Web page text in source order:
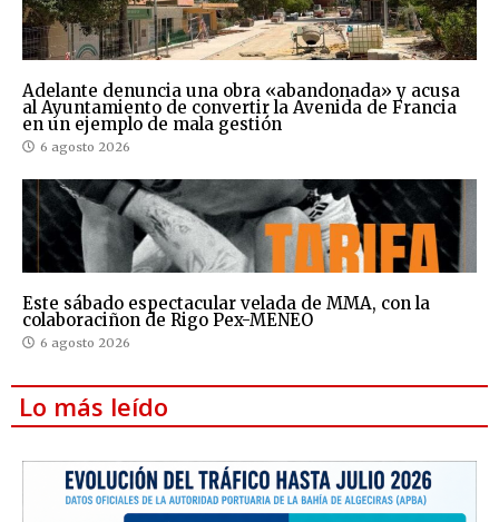
Adelante denuncia una obra «abandonada» y acusa
al Ayuntamiento de convertir la Avenida de Francia
en un ejemplo de mala gestión
6 agosto 2026
Este sábado espectacular velada de MMA, con la
colaboraciñon de Rigo Pex-MENEO
6 agosto 2026
Lo más leído